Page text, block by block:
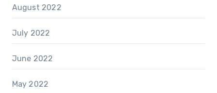
August 2022
July 2022
June 2022
May 2022